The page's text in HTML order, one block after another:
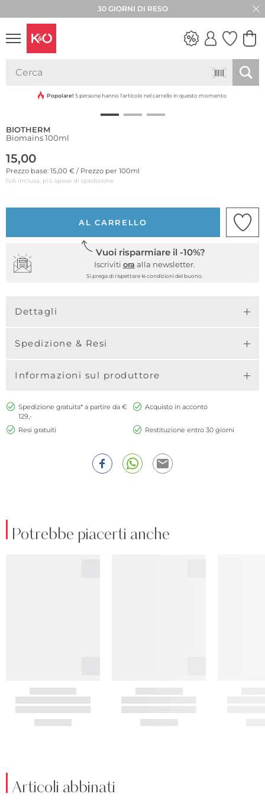
30 GIORNI DI RESO
VIBES
Popolare! 5 persone hanno l'articolo nel carrello in questo momento
BIOTHERM
Biomains 100ml
15,00
Prezzo base: 15,00 € / Prezzo per 100ml
IVA inclusa, più spese di spedizione
AL CARRELLO
Vuoi risparmiare il -10%?
Iscriviti ora alla newsletter.
Si prega di rispettare le condizioni del buono.
Dettagli
Spedizione & Resi
Informazioni sul produttore
Spedizione gratuita* a partire da €
129,-
Acquisto in acconto
Resi gratuiti Restituzione entro 30 giorni
Potrebbe piacerti anche
Articoli abbinati